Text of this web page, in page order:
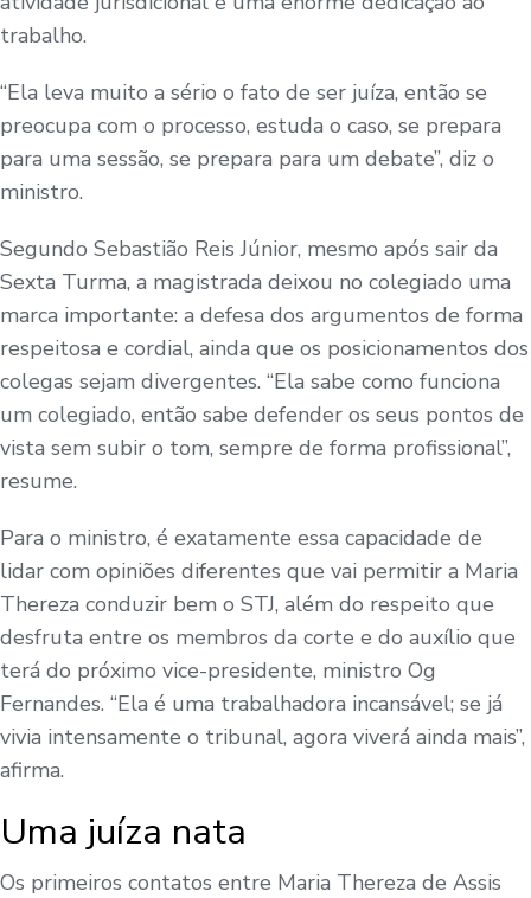
trabalho.
“Ela leva muito a sério o fato de ser juíza, então se
preocupa com o processo, estuda o caso, se prepara
para uma sessão, se prepara para um debate”, diz o
ministro.
Segundo Sebastião Reis Júnior, mesmo após sair da
Sexta Turma, a magistrada deixou no colegiado uma
marca importante: a defesa dos argumentos de forma
respeitosa e cordial, ainda que os posicionamentos dos
colegas sejam divergentes. “Ela sabe como funciona
um colegiado, então sabe defender os seus pontos de
vista sem subir o tom, sempre de forma profissional”,
resume.
Para o ministro, é exatamente essa capacidade de
lidar com opiniões diferentes que vai permitir a Maria
Thereza conduzir bem o STJ, além do respeito que
desfruta entre os membros da corte e do auxílio que
terá do próximo vice-presidente, ministro Og
Fernandes. “Ela é uma trabalhadora incansável; se já
vivia intensamente o tribunal, agora viverá ainda mais”,
afirma.
Uma juíza nata
Os primeiros contatos entre Maria Thereza de Assis